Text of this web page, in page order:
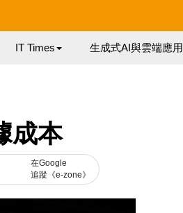
IT Times 生成式AI與雲端應用
成本
在Google
追蹤《e-zone》